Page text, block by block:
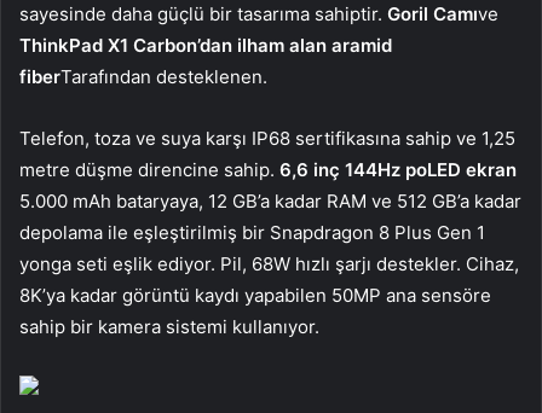
sayesinde daha güçlü bir tasarıma sahiptir. Goril Camıve
ThinkPad X1 Carbon’dan ilham alan aramid
fiberTarafından desteklenen.
Telefon, toza ve suya karşı IP68 sertifikasına sahip ve 1,25
metre düşme direncine sahip. 6,6 inç 144Hz poLED ekran
5.000 mAh bataryaya, 12 GB’a kadar RAM ve 512 GB’a kadar
depolama ile eşleştirilmiş bir Snapdragon 8 Plus Gen 1
yonga seti eşlik ediyor. Pil, 68W hızlı şarjı destekler. Cihaz,
8K’ya kadar görüntü kaydı yapabilen 50MP ana sensöre
sahip bir kamera sistemi kullanıyor.